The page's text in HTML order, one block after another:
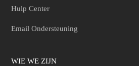
Hulp Center
Email Ondersteuning
WIE WE ZIJN